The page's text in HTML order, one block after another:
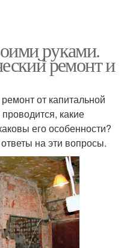
руками.
ремонт и
от капитальной
какие
его особенности?
на эти вопросы.